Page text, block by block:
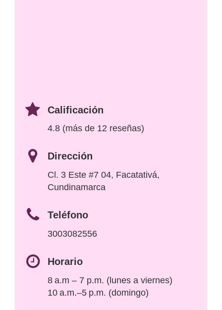
Calificación
4.8 (más de 12 reseñas)
Dirección
Cl. 3 Este #7 04, Facatativá,
Cundinamarca
Teléfono
3003082556
Horario
8 a.m – 7 p.m. (lunes a viernes)
10 a.m.–5 p.m. (domingo)